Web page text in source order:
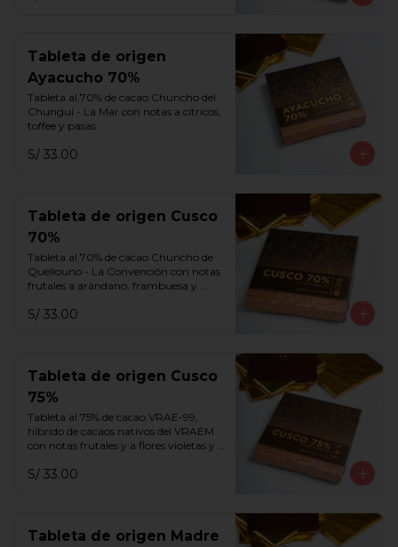
Tableta de origen
Ayacucho 70%
Tableta al 70% de cacao Chuncho del
Chungui - La Mar con notas a cítricos,
toffee y pasas.
S/ 33.00
Tableta de origen Cusco
70%
Tableta al 70% de cacao Chuncho de
Quellouno - La Convención con notas
frutales a arándano, frambuesa y
S/ 33.00
Tableta de origen Cusco
75%
Tableta al 75% de cacao VRAE-99,
híbrido de cacaos nativos del VRAEM
con notas frutales y a flores violetas y
S/ 33.00
Tableta de origen Madre